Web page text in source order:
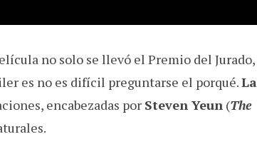
no solo se llevó el Premio del Jurado,
es no es difícil preguntarse el porqué.La
encabezadas por Steven Yeun (The